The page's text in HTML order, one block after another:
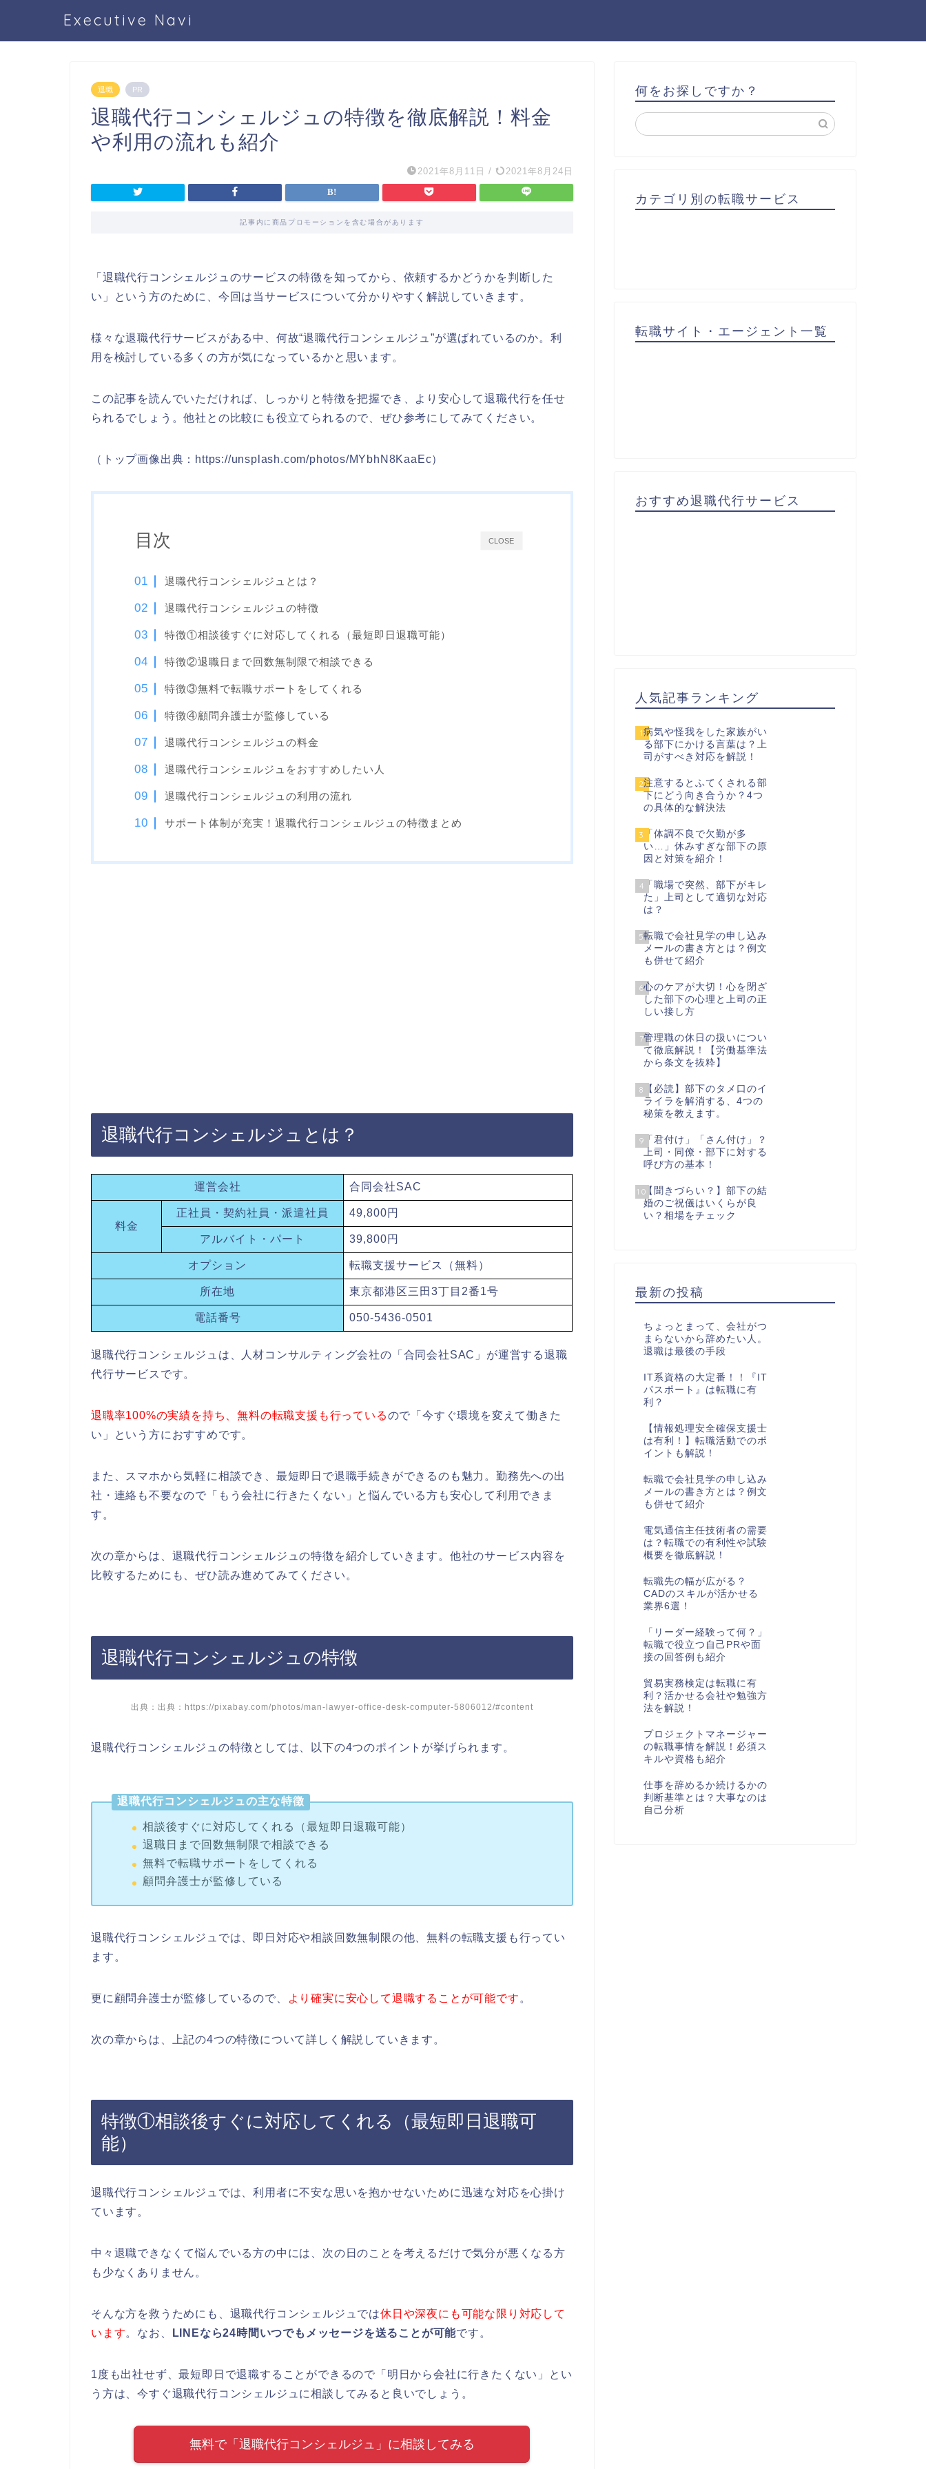
Executive Navi
退職 PR
退職代行コンシェルジュの特徴を徹底解説！料金
や利用の流れも紹介
2021年8月11日 / 2021年8月24日
記事内に商品プロモーションを含む場合があります
「退職代行コンシェルジュのサービスの特徴を知ってから、依頼するかどうかを判断した
い」という方のために、今回は当サービスについて分かりやすく解説していきます。
様々な退職代行サービスがある中、何故“退職代行コンシェルジュ”が選ばれているのか。利
用を検討している多くの方が気になっているかと思います。
この記事を読んでいただければ、しっかりと特徴を把握でき、より安心して退職代行を任せ
られるでしょう。他社との比較にも役立てられるので、ぜひ参考にしてみてください。
（トップ画像出典：https://unsplash.com/photos/MYbhN8KaaEc）
CLOSE
目次
退職代行コンシェルジュとは？
退職代行コンシェルジュの特徴
特徴①相談後すぐに対応してくれる（最短即日退職可能）
特徴②退職日まで回数無制限で相談できる
特徴③無料で転職サポートをしてくれる
特徴④顧問弁護士が監修している
退職代行コンシェルジュの料金
退職代行コンシェルジュをおすすめしたい人
退職代行コンシェルジュの利用の流れ
サポート体制が充実！退職代行コンシェルジュの特徴まとめ
退職代行コンシェルジュとは？
運営会社 合同会社SAC
料金
正社員・契約社員・派遣社員 49,800円
アルバイト・パート 39,800円
オプション 転職支援サービス（無料）
所在地 東京都港区三田3丁目2番1号
電話番号 050-5436-0501
退職代行コンシェルジュは、人材コンサルティング会社の「合同会社SAC」が運営する退職
代行サービスです。
退職率100%の実績を持ち、無料の転職支援も行っているので「今すぐ環境を変えて働きた
い」という方におすすめです。
また、スマホから気軽に相談でき、最短即日で退職手続きができるのも魅力。勤務先への出
社・連絡も不要なので「もう会社に行きたくない」と悩んでいる方も安心して利用できま
す。
次の章からは、退職代行コンシェルジュの特徴を紹介していきます。他社のサービス内容を
比較するためにも、ぜひ読み進めてみてください。
退職代行コンシェルジュの特徴
出典：出典：https://pixabay.com/photos/man-lawyer-office-desk-computer-5806012/#content
退職代行コンシェルジュの特徴としては、以下の4つのポイントが挙げられます。
退職代行コンシェルジュの主な特徴
相談後すぐに対応してくれる（最短即日退職可能）
退職日まで回数無制限で相談できる
無料で転職サポートをしてくれる
顧問弁護士が監修している
退職代行コンシェルジュでは、即日対応や相談回数無制限の他、無料の転職支援も行ってい
ます。
更に顧問弁護士が監修しているので、 より確実に安心して退職することが可能です 。
次の章からは、上記の4つの特徴について詳しく解説していきます。
特徴①相談後すぐに対応してくれる（最短即日退職可
能）
退職代行コンシェルジュでは、利用者に不安な思いを抱かせないために迅速な対応を心掛け
ています。
中々退職できなくて悩んでいる方の中には、次の日のことを考えるだけで気分が悪くなる方
も少なくありません。
そんな方を救うためにも、退職代行コンシェルジュでは休日や深夜にも可能な限り対応して
います。なお、 LINEなら24時間いつでもメッセージを送ることが可能です。
1度も出社せず、最短即日で退職することができるので「明日から会社に行きたくない」とい
う方は、今すぐ退職代行コンシェルジュに相談してみると良いでしょう。
無料で「退職代行コンシェルジュ」に相談してみる
何をお探しですか？
カテゴリ別の転職サービス
転職サイト・エージェント一覧
おすすめ退職代行サービス
人気記事ランキング
1病気や怪我をした家族がい
る部下にかける言葉は？上
司がすべき対応を解説！
2注意するとふてくされる部
下にどう向き合うか？4つ
の具体的な解決法
3 「体調不良で欠勤が多
い…」休みすぎな部下の原
因と対策を紹介！
4「職場で突然、部下がキレ
た」上司として適切な対応
は？
5転職で会社見学の申し込み
メールの書き方とは？例文
も併せて紹介
6心のケアが大切！心を閉ざ
した部下の心理と上司の正
しい接し方
7管理職の休日の扱いについ
て徹底解説！【労働基準法
から条文を抜粋】
8 【必読】部下のタメ口のイ
ライラを解消する、4つの
秘策を教えます。
9「君付け」「さん付け」？
上司・同僚・部下に対する
呼び方の基本！
10【聞きづらい？】部下の結
婚のご祝儀はいくらが良
い？相場をチェック
最新の投稿
ちょっとまって、会社がつ
まらないから辞めたい人。
退職は最後の手段
IT系資格の大定番！！『IT
パスポート』は転職に有
利？
【情報処理安全確保支援士
は有利！】転職活動でのポ
イントも解説！
転職で会社見学の申し込み
メールの書き方とは？例文
も併せて紹介
電気通信主任技術者の需要
は？転職での有利性や試験
概要を徹底解説！
転職先の幅が広がる？
CADのスキルが活かせる
業界6選！
「リーダー経験って何？」
転職で役立つ自己PRや面
接の回答例も紹介
貿易実務検定は転職に有
利？活かせる会社や勉強方
法を解説！
プロジェクトマネージャー
の転職事情を解説！必須ス
キルや資格も紹介
仕事を辞めるか続けるかの
判断基準とは？大事なのは
自己分析